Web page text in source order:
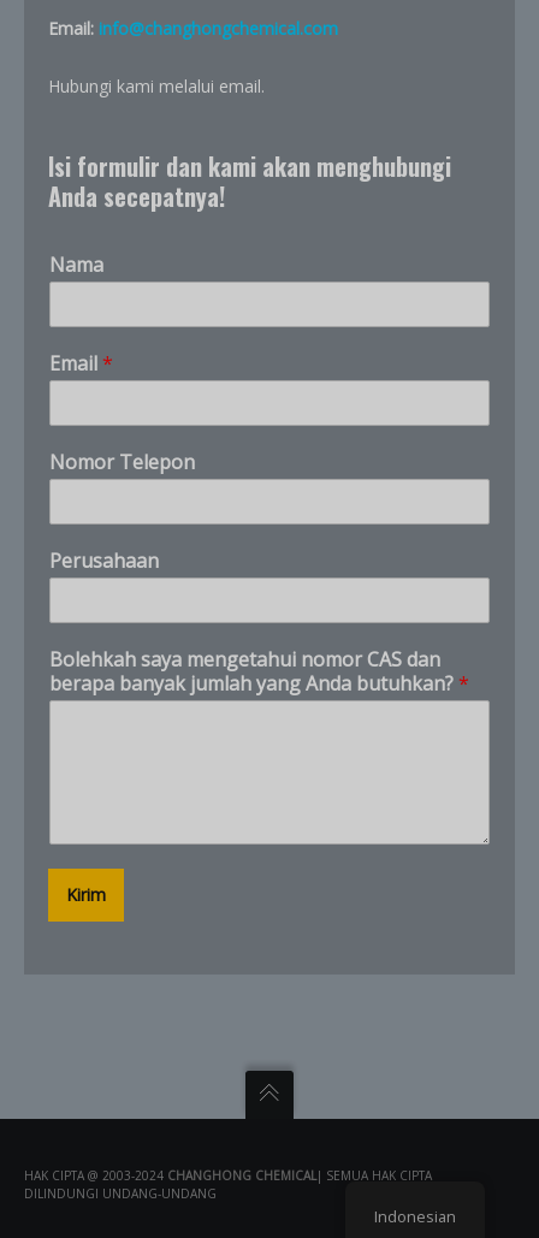
Email: info@changhongchemical.com
Hubungi kami melalui email.
Isi formulir dan kami akan menghubungi
Anda secepatnya!
Nama
*
q
a
n
t
t
s
y
Email *
Nomor Telepon
Perusahaan
Bolehkah saya mengetahui nomor CAS dan
berapa banyak jumlah yang Anda butuhkan? *
Kirim
HAK CIPTA @ 2003-2024 CHANGHONG CHEMICAL| SEMUA HAK CIPTA
DILINDUNGI UNDANG-UNDANG
Indonesian